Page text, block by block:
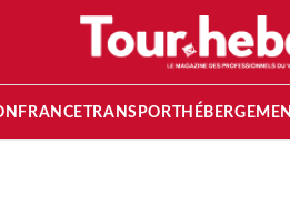
FRANCETRANSPORT